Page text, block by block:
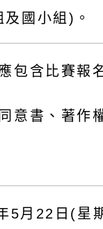
國小組)。
包含比賽報
意書、著作
5月22日(星